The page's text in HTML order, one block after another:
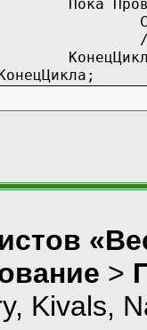
Пока
//
>
, Kivals,